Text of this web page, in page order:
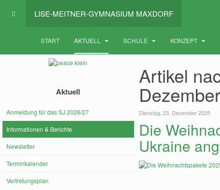
LISE-MEITNER-GYMNASIUM MAXDORF
START AKTUELL SCHULE KONZEPT
Artikel
Dienstag, 23. Dezember 2025
Die
Ukraine
Aktuell
Anmeldung für das SJ 2026/27
Informationen & Berichte
Newsletter
Terminkalender
Vertretungsplan